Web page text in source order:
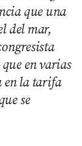
que una
del mar,
en varias
en la tarifa
se